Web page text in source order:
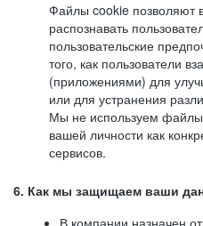
Файлы cookie позволяют
распознавать
пользовательские
того, как пользователи
(приложениями) для
или для устранения
Мы не используем файлы
вашей личности как
сервисов.
6. Как мы защищаем ваши
В компании назначен